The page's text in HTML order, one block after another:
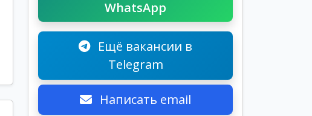
WhatsApp
Ещё вакансии в
Telegram
Написать email